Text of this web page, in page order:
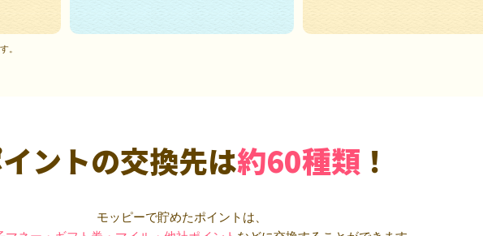
。
ントの交換先は約60種類 ！
モッピーで貯めたポイントは、